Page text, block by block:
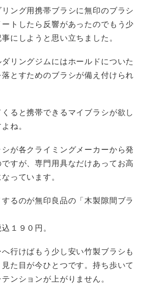
ング用携帯ブラシに無印のブラシ
トしたら反響があったのでもう少
にしようと思い立ちました。
リングジムにはホールドについた
とすためのブラシが備え付けられ
ると携帯できるマイブラシが欲し
ね。
が各クライミングメーカーから発
すが、専門用具なだけあってお高
っています。
るのが無印良品の「木製隙間ブラ
１９０円。
行けばもう少し安い竹製ブラシも
た目が今ひとつです。持ち歩いて
ンションが上がりません。